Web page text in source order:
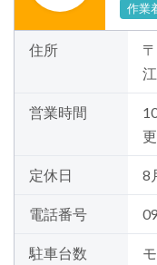
作業
住所
営業時間
定休日 8
電話番号
駐車台数